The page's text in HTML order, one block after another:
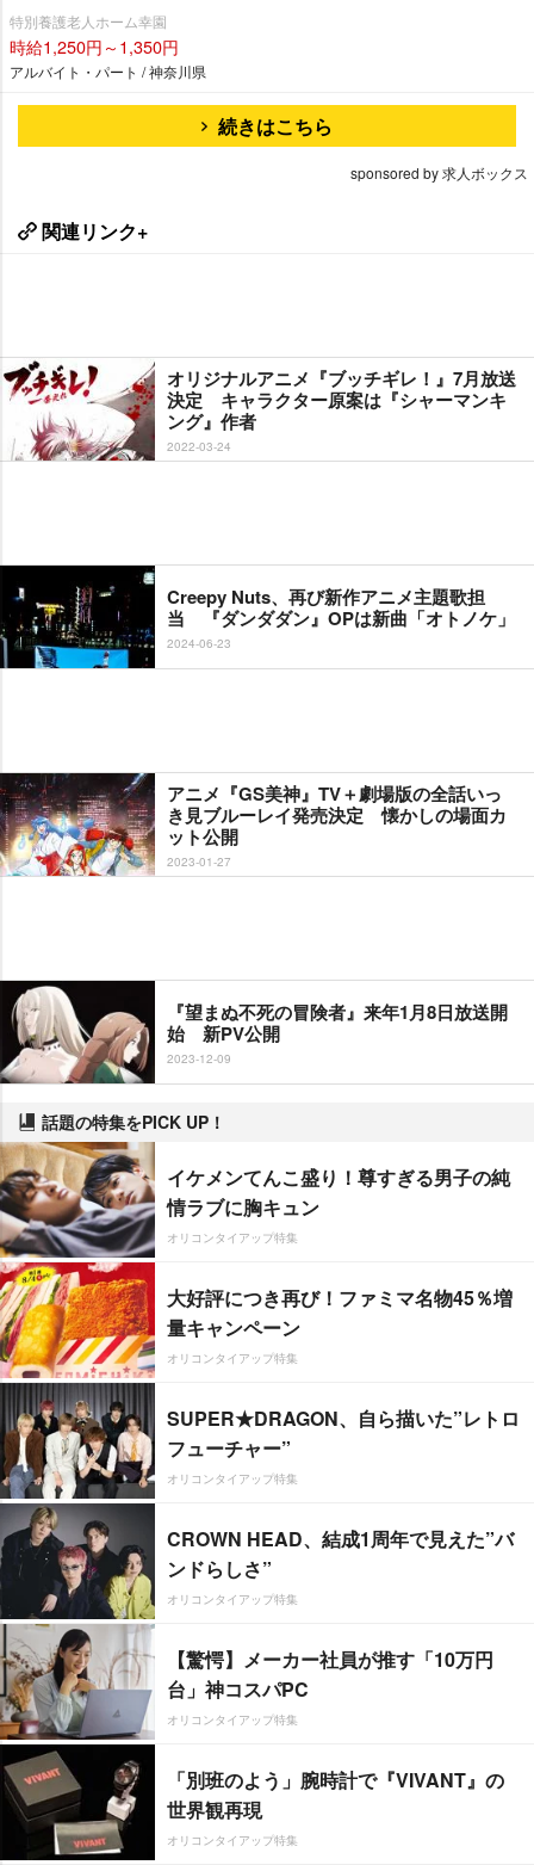
特別養護老人ホーム幸園
時給1,250円～1,350円
アルバイト・パート / 神奈川県
続きはこちら
sponsored by 求人ボックス
関連リンク+
オリジナルアニメ『ブッチギレ！』7月放送
決定 キャラクター原案は『シャーマンキ
ング』作者
2022-03-24
Creepy Nuts、再び新作アニメ主題歌担
当 『ダンダダン』OPは新曲「オトノケ」
2024-06-23
アニメ『GS美神』TV＋劇場版の全話いっ
き見ブルーレイ発売決定 懐かしの場面カ
ット公開
2023-01-27
『望まぬ不死の冒険者』来年1月8日放送開
始 新PV公開
2023-12-09
話題の特集をPICK UP！
イケメンてんこ盛り！尊すぎる男子の純
情ラブに胸キュン
オリコンタイアップ特集
大好評につき再び！ファミマ名物45％増
量キャンペーン
オリコンタイアップ特集
SUPER★DRAGON、自ら描いた”レトロ
フューチャー”
オリコンタイアップ特集
CROWN HEAD、結成1周年で見えた”バ
ンドらしさ”
オリコンタイアップ特集
【驚愕】メーカー社員が推す「10万円
台」神コスパPC
オリコンタイアップ特集
「別班のよう」腕時計で『VIVANT』の
世界観再現
オリコンタイアップ特集